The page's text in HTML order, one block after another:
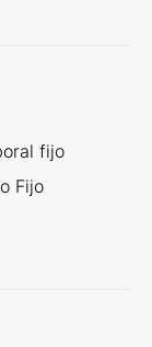
fijo
Fijo